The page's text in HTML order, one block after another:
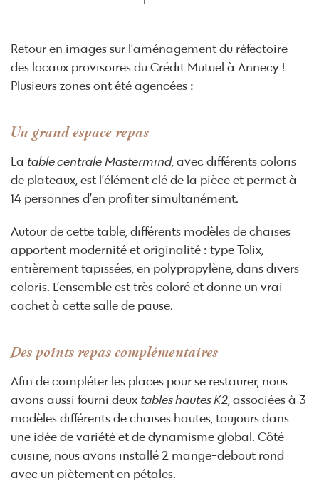
Retour en images sur l’aménagement du réfectoire
des locaux provisoires du Crédit Mutuel à Annecy !
Plusieurs zones ont été agencées :
Un grand espace repas
La table centrale Mastermind, avec différents coloris
de plateaux, est l’élément clé de la pièce et permet à
14 personnes d’en profiter simultanément.
Autour de cette table, différents modèles de chaises
apportent modernité et originalité : type Tolix,
entièrement tapissées, en polypropylène, dans divers
coloris. L’ensemble est très coloré et donne un vrai
cachet à cette salle de pause.
Des points repas complémentaires
Afin de compléter les places pour se restaurer, nous
avons aussi fourni deux tables hautes K2 , associées à 3
modèles différents de chaises hautes, toujours dans
une idée de variété et de dynamisme global. Côté
cuisine, nous avons installé 2 mange-debout rond
avec un piètement en pétales.